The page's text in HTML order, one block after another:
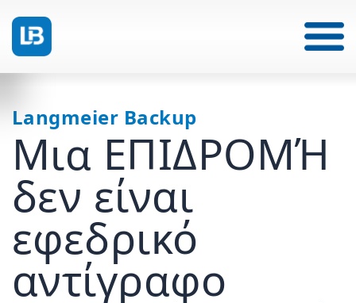
Langmeier Backup
Μια ΕΠΙΔΡΟΜΉ
δεν είναι
εφεδρικό
αντίγραφο